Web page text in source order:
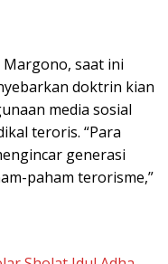
Margono, saat ini
doktrin kian
media sosial
teroris. “Para
generasi
paham terorisme,”